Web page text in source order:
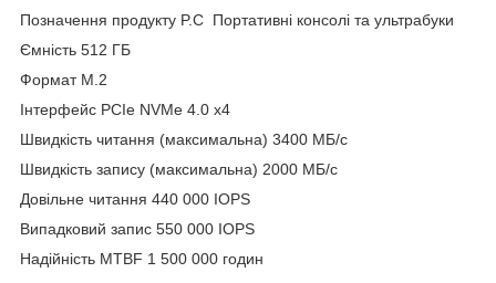
Позначення продукту P.C Портативні консолі та ультрабуки
Ємність 512 ГБ
Формат M.2
Інтерфейс PCIe NVMe 4.0 x4
Швидкість читання (максимальна) 3400 МБ/с
Швидкість запису (максимальна) 2000 МБ/с
Довільне читання 440 000 IOPS
Випадковий запис 550 000 IOPS
Надійність MTBF 1 500 000 годин